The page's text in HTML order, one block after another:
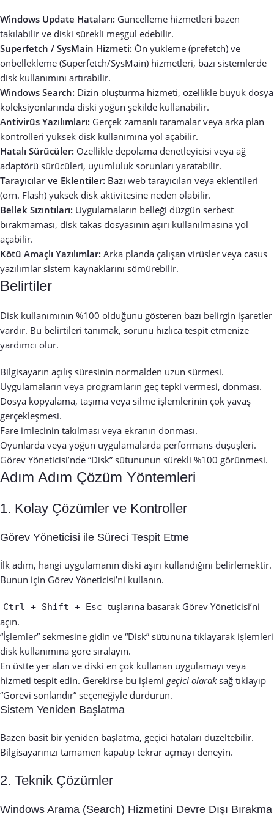
Windows Update Hataları: Güncelleme hizmetleri bazen
takılabilir ve diski sürekli meşgul edebilir.
Superfetch / SysMain Hizmeti: Ön yükleme (prefetch) ve
önbellekleme (Superfetch/SysMain) hizmetleri, bazı sistemlerde
disk kullanımını artırabilir.
Windows Search: Dizin oluşturma hizmeti, özellikle büyük dosya
koleksiyonlarında diski yoğun şekilde kullanabilir.
Antivirüs Yazılımları: Gerçek zamanlı taramalar veya arka plan
kontrolleri yüksek disk kullanımına yol açabilir.
Hatalı Sürücüler: Özellikle depolama denetleyicisi veya ağ
adaptörü sürücüleri, uyumluluk sorunları yaratabilir.
Tarayıcılar ve Eklentiler: Bazı web tarayıcıları veya eklentileri
(örn. Flash) yüksek disk aktivitesine neden olabilir.
Bellek Sızıntıları: Uygulamaların belleği düzgün serbest
bırakmaması, disk takas dosyasının aşırı kullanılmasına yol
açabilir.
Kötü Amaçlı Yazılımlar: Arka planda çalışan virüsler veya casus
yazılımlar sistem kaynaklarını sömürebilir.
Belirtiler
Disk kullanımının %100 olduğunu gösteren bazı belirgin işaretler
vardır. Bu belirtileri tanımak, sorunu hızlıca tespit etmenize
yardımcı olur.
Bilgisayarın açılış süresinin normalden uzun sürmesi.
Uygulamaların veya programların geç tepki vermesi, donması.
Dosya kopyalama, taşıma veya silme işlemlerinin çok yavaş
gerçekleşmesi.
Fare imlecinin takılması veya ekranın donması.
Oyunlarda veya yoğun uygulamalarda performans düşüşleri.
Görev Yöneticisi’nde “Disk” sütununun sürekli %100 görünmesi.
Adım Adım Çözüm Yöntemleri
1. Kolay Çözümler ve Kontroller
Görev Yöneticisi ile Süreci Tespit Etme
İlk adım, hangi uygulamanın diski aşırı kullandığını belirlemektir.
Bunun için Görev Yöneticisi’ni kullanın.
Ctrl + Shift + Esc tuşlarına basarak Görev Yöneticisi’ni
açın.
“İşlemler” sekmesine gidin ve “Disk” sütununa tıklayarak işlemleri
disk kullanımına göre sıralayın.
En üstte yer alan ve diski en çok kullanan uygulamayı veya
hizmeti tespit edin. Gerekirse bu işlemi geçici olaraksağ tıklayıp
“Görevi sonlandır” seçeneğiyle durdurun.
Sistem Yeniden Başlatma
Bazen basit bir yeniden başlatma, geçici hataları düzeltebilir.
Bilgisayarınızı tamamen kapatıp tekrar açmayı deneyin.
2. Teknik Çözümler
Windows Arama (Search) Hizmetini Devre Dışı Bırakma